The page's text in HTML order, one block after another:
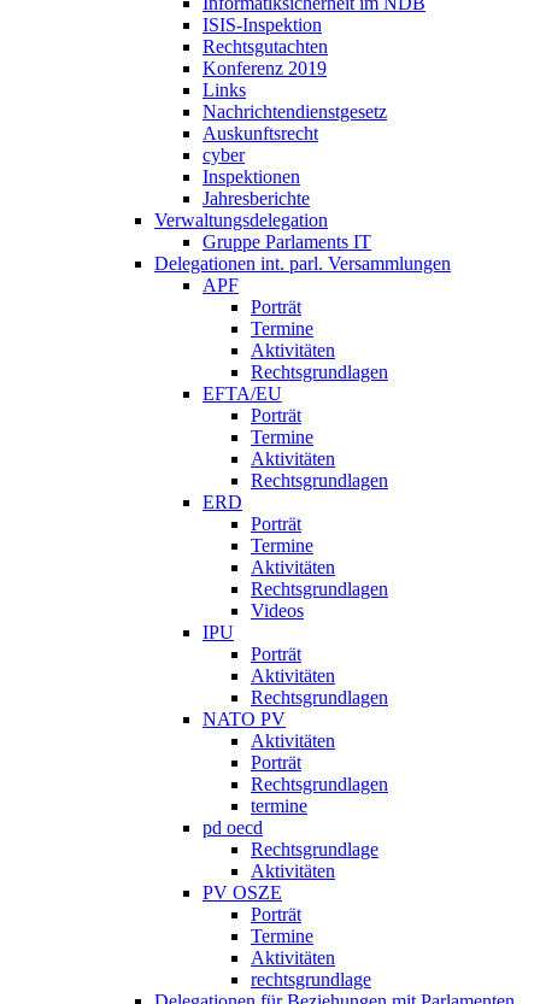
ISIS-Inspektion
Rechtsgutachten
Konferenz 2019
Links
Nachrichtendienstgesetz
Auskunftsrecht
cyber
Inspektionen
Jahresberichte
Verwaltungsdelegation
Gruppe Parlaments IT
Delegationen int. parl. Versammlungen
APF
Porträt
Termine
Aktivitäten
Rechtsgrundlagen
EFTA/EU
Porträt
Termine
Aktivitäten
Rechtsgrundlagen
ERD
Porträt
Termine
Aktivitäten
Rechtsgrundlagen
Videos
IPU
Porträt
Aktivitäten
Rechtsgrundlagen
NATO PV
Aktivitäten
Porträt
Rechtsgrundlagen
termine
pd oecd
Rechtsgrundlage
Aktivitäten
PV OSZE
Porträt
Termine
Aktivitäten
rechtsgrundlage